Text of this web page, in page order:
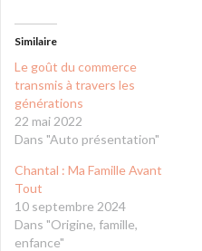
Similaire
Le goût du commerce
transmis à travers les
générations
22 mai 2022
Dans "Auto présentation"
Chantal : Ma Famille Avant
Tout
10 septembre 2024
Dans "Origine, famille,
enfance"